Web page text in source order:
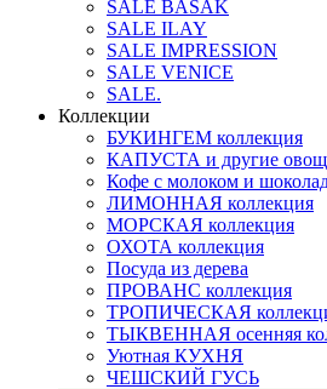
SALE BASAK
SALE ILAY
SALE IMPRESSION
SALE VENICE
SALE.
Коллекции
БУКИНГЕМ коллекция
КАПУСТА и другие
Кофе с молоком и
ЛИМОННАЯ коллекция
МОРСКАЯ коллекция
ОХОТА коллекция
Посуда из дерева
ПРОВАНС коллекция
ТРОПИЧЕСКАЯ
ТЫКВЕННАЯ осенняя
Уютная КУХНЯ
ЧЕШСКИЙ ГУСЬ